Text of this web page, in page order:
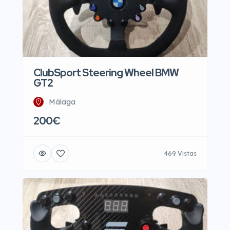
ClubSport Steering Wheel BMW
GT2
Málaga
200€
469 Vistas